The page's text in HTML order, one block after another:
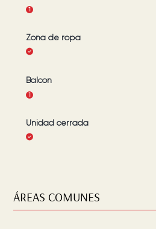
1
Zona de ropa
Balcón
1
Unidad cerrada
ÁREAS COMUNES